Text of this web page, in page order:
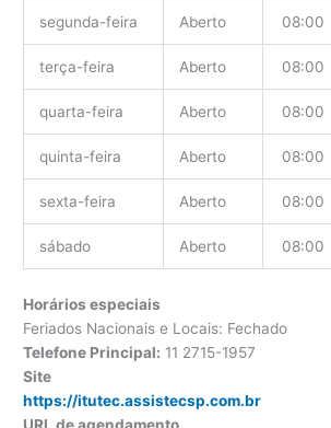
segunda-feira Aberto 08:00
terça-feira Aberto 08:00
quarta-feira Aberto 08:00
quinta-feira Aberto 08:00
sexta-feira Aberto 08:00
sábado Aberto 08:00
Horários especiais
Feriados Nacionais e Locais: Fechado
Telefone Principal: 11 2715-1957
Site
https://itutec.assistecsp.com.br